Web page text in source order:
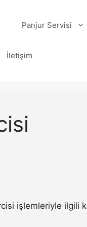
Panjur Servisi
İletişim
işlemleriyle ilgili